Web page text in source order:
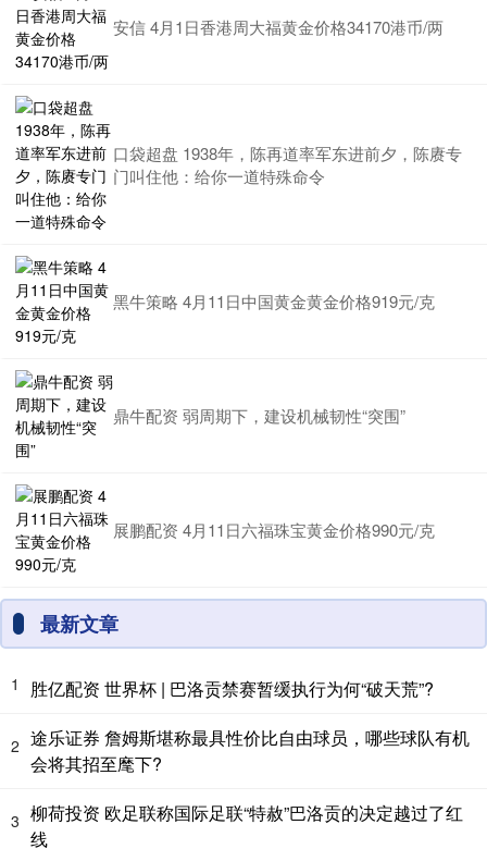
安信 4月1日香港周大福黄金价格34170港币/两
口袋超盘 1938年，陈再道率军东进前夕，陈赓专
门叫住他：给你一道特殊命令
黑牛策略 4月11日中国黄金黄金价格919元/克
鼎牛配资 弱周期下，建设机械韧性“突围”
展鹏配资 4月11日六福珠宝黄金价格990元/克
最新文章
1 胜亿配资 世界杯 | 巴洛贡禁赛暂缓执行为何“破天荒”?
2 途乐证券 詹姆斯堪称最具性价比自由球员，哪些球队有机
会将其招至麾下?
3 柳荷投资 欧足联称国际足联“特赦”巴洛贡的决定越过了红
线